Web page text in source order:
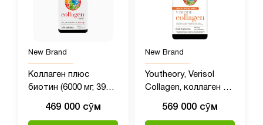
New Brand
Коллаген плюс
биотин (6000 мг, 390
469 000 сӯм
New Brand
Youtheory, Verisol
Collagen, коллаген с
569 000 сӯм